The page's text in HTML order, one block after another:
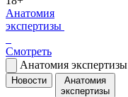
Анатомия
экспертизы
Смотреть
Анатомия экспертизы
Новости
Анатомия
экспертизы